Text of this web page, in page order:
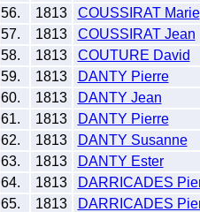
56.
1813
COUSSIRAT Marie
57.
1813
COUSSIRAT Jean
58.
1813
COUTURE David
59.
1813
DANTY Pierre
60.
1813
DANTY Jean
61.
1813
DANTY Pierre
62.
1813
DANTY Susanne
63.
1813
DANTY Ester
64.
1813
DARRICADES
65.
1813
DARRICADES